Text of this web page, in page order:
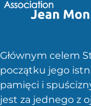
Głównym celem
początku jego
pamięci i
jest za jednego z